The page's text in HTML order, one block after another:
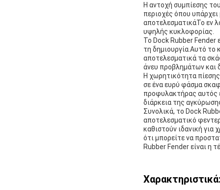
Η αντοχή συμπίεσης
περιοχές όπου υπάρχει
αποτελεσματικάΤο εν
υψηλής κυκλοφορίας.
Το Dock Rubber Fender
τη δημιουργία.Αυτό το
αποτελεσματικά τα
άνευ προβλημάτων και
Η χωρητικότητα
σε ένα ευρύ φάσμα
προφυλακτήρας αυτός
διάρκεια της
Συνολικά, το Dock
αποτελεσματικό
καθιστούν ιδανική για
ότι μπορείτε να
Rubber Fender είναι η